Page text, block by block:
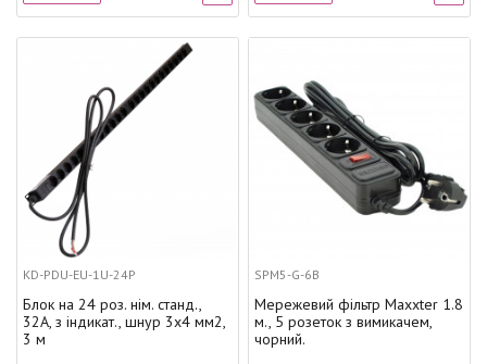
KD-PDU-EU-1U-24P
Блок на 24 роз. нім. станд.,
32А, з індикат., шнур 3х4 мм2,
3 м
SPM5-G-6B
Мережевий фільтр Maxxter 1.8
м., 5 розеток з вимикачем,
чорний.